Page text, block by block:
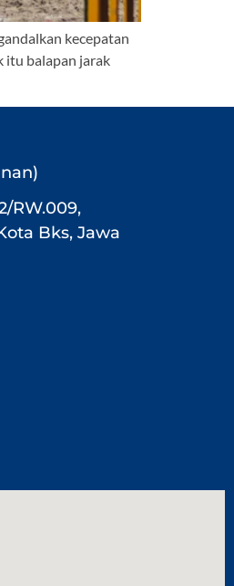
kecepatan
itu balapan jarak
RW.009,
Bks, Jawa